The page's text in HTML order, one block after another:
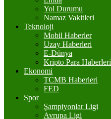
Yol Durumu
Namaz Vakitleri
Teknoloji
Mobil Haberler
Uzay Haberleri
E-Dünya
Kripto Para Haberleri
Ekonomi
TCMB Haberleri
FED
Spor
Şampiyonlar Ligi
Avrupa Ligi